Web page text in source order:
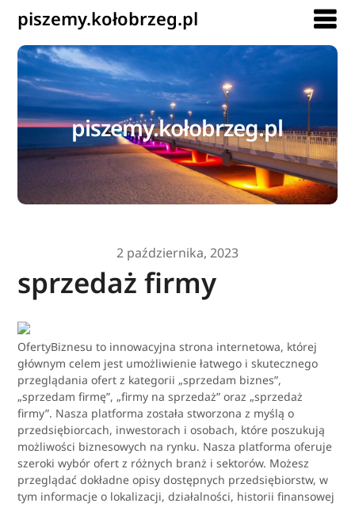
piszemy.kołobrzeg.pl
piszemy.kołobrzeg.pl
2 października, 2023
sprzedaż firmy
OfertyBiznesu to innowacyjna strona internetowa, której
głównym celem jest umożliwienie łatwego i skutecznego
przeglądania ofert z kategorii „sprzedam biznes”,
„sprzedam firmę”, „firmy na sprzedaż” oraz „sprzedaż
firmy”. Nasza platforma została stworzona z myślą o
przedsiębiorcach, inwestorach i osobach, które poszukują
możliwości biznesowych na rynku. Nasza platforma oferuje
szeroki wybór ofert z różnych branż i sektorów. Możesz
przeglądać dokładne opisy dostępnych przedsiębiorstw, w
tym informacje o lokalizacji, działalności, historii finansowej